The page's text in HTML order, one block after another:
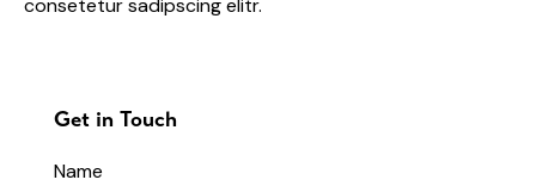
consetetur sadipscing elitr.
Get in Touch